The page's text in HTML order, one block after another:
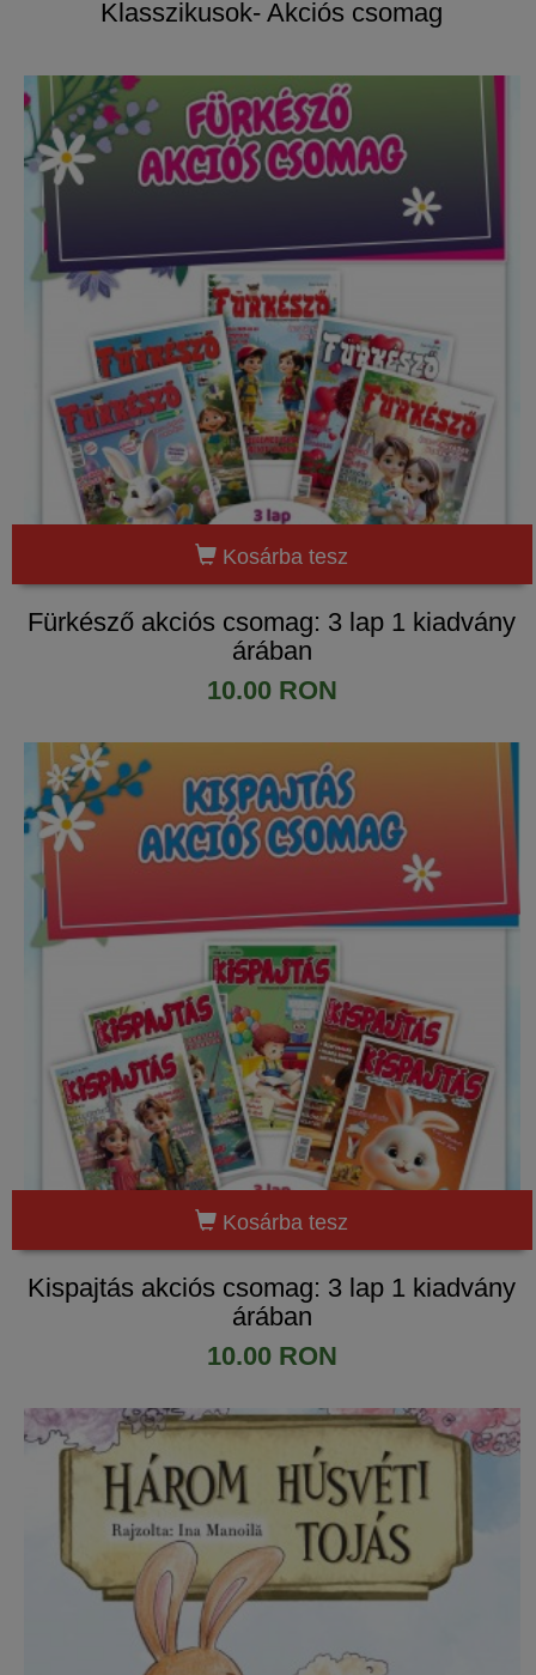
Klasszikusok- Akciós csomag
Kosárba tesz
Fürkésző akciós csomag: 3 lap 1 kiadvány
árában
10.00 RON
Kosárba tesz
Kispajtás akciós csomag: 3 lap 1 kiadvány
árában
10.00 RON